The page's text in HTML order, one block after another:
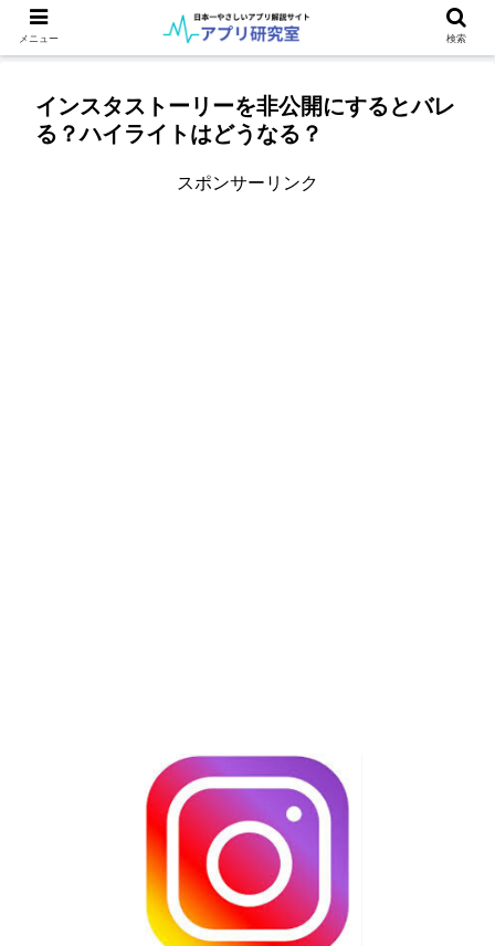
インスタストーリーを非公開にするとバレ
る？ハイライトはどうなる？
スポンサーリンク
メニュー 検索